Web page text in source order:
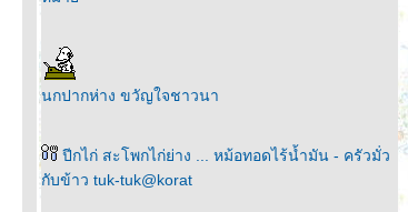
นกปากห่าง ขวัญใจชาวนา
ปีกไก่ สะโพกไก่ย่าง ... หม้อทอดไร้น้ำมัน - ครัวมั่ว
กับข้าว tuk-tuk@korat